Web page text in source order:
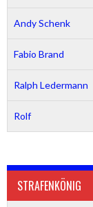
Andy Schenk
Fabio Brand
Ralph Ledermann
Rolf
STRAFENKÖNIG